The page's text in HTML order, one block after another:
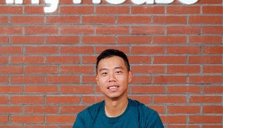
選)*
福利